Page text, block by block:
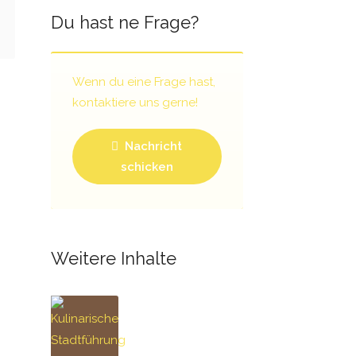
Du hast ne Frage?
Wenn du eine Frage hast,
kontaktiere uns gerne!
Nachricht
schicken
Weitere Inhalte